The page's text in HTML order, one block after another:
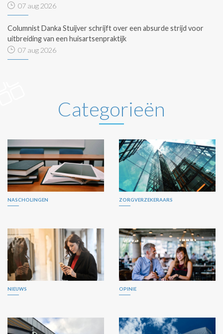
07 aug 2026
Columnist Danka Stuijver schrijft over een absurde strijd voor
uitbreiding van een huisartsenpraktijk
07 aug 2026
Categorieën
NASCHOLINGEN ZORGVERZEKERAARS
NIEUWS OPINIE